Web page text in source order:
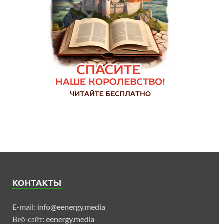
КОНТАКТЫ
E-mail: info@eenergy.media
Веб-сайт: eenergy.media